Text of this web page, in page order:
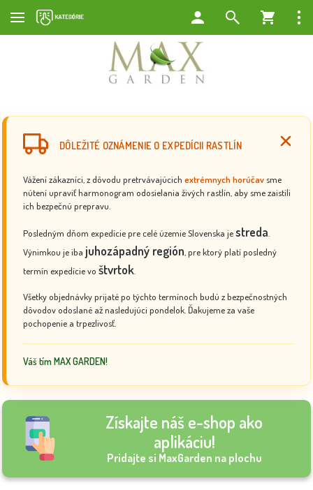
DÔLEŽITÉ OZNÁMENIE O EXPEDÍCII RASTLÍN
Vážení zákazníci, z dôvodu pretrvávajúcich extrémnych horúčav sme
nútení upraviť harmonogram odosielania živých rastlín, aby sme zaistili
ich bezpečnú prepravu.
Posledným dňom expedície pre celé územie Slovenska jestreda
Výnimkou je iba juhozápadný región , pre ktorý platí posledný
termín expedície vo štvrtok
Všetky objednávky prijaté po týchto termínoch budú z bezpečnostných
dôvodov odoslané až nasledujúci pondelok. Ďakujeme za vaše
pochopenie a trpezlivosť.
Váš tím MAX GARDEN!
Získajte náš e-shop ako
aplikáciu!
Pridajte si MaxGarden na plochu